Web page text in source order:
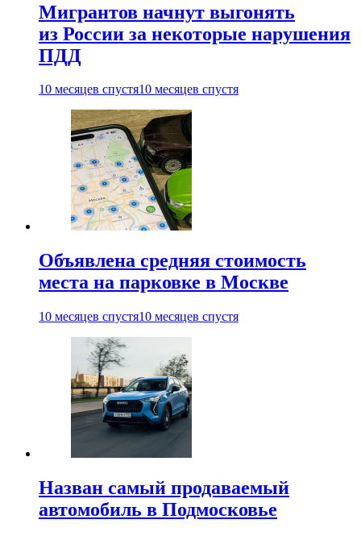
Мигрантов начнут выгонять
из России за некоторые нарушения
ПДД
10 месяцев спустя10 месяцев спустя
Объявлена средняя стоимость
места на парковке в Москве
10 месяцев спустя10 месяцев спустя
Назван самый продаваемый
автомобиль в Подмосковье